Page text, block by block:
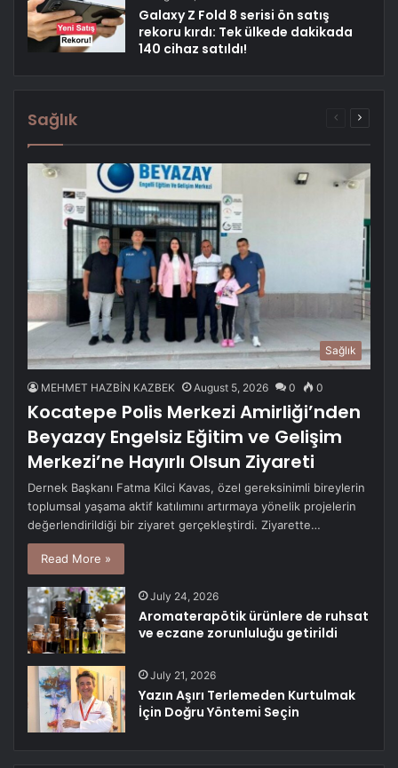
Galaxy Z Fold 8 serisi ön satış
rekoru kırdı: Tek ülkede dakikada
140 cihaz satıldı!
Sağlık
Previous
Next
Sağlık
MEHMET HAZBİN KAZBEK August 5, 2026 0 0
Kocatepe Polis Merkezi Amirliği’nden
Beyazay Engelsiz Eğitim ve Gelişim
Merkezi’ne Hayırlı Olsun Ziyareti
Dernek Başkanı Fatma Kilci Kavas, özel gereksinimli bireylerin
toplumsal yaşama aktif katılımını artırmaya yönelik projelerin
değerlendirildiği bir ziyaret gerçekleştirdi. Ziyarette…
Read More »
July 24, 2026
Aromaterapötik ürünlere de ruhsat
ve eczane zorunluluğu getirildi
July 21, 2026
Yazın Aşırı Terlemeden Kurtulmak
İçin Doğru Yöntemi Seçin